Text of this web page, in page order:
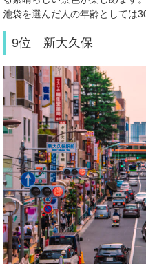
池袋を選んだ人の年齢としては
9位 新大久保